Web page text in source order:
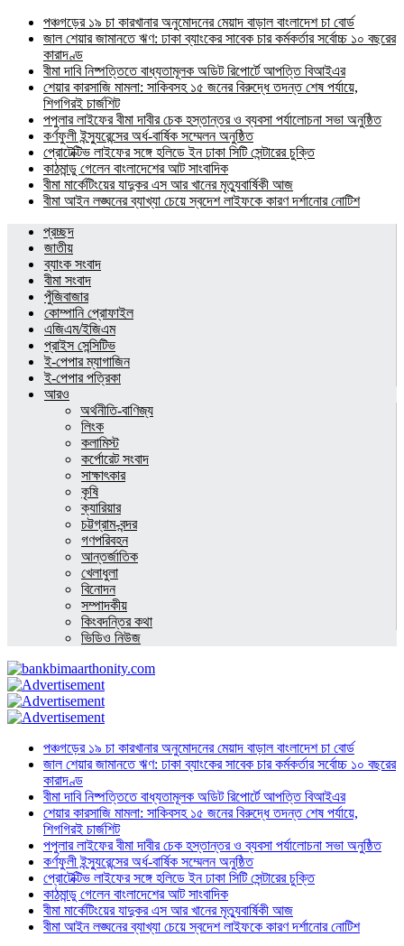
পঞ্চগড়ের ১৯ চা কারখানার অনুমোদনের মেয়াদ বাড়াল বাংলাদেশ চা বোর্ড
জাল শেয়ার জামানতে ঋণ: ঢাকা ব্যাংকের সাবেক চার কর্মকর্তার সর্বোচ্চ ১০ বছরের
কারাদণ্ড
বীমা দাবি নিষ্পত্তিতে বাধ্যতামূলক অডিট রিপোর্টে আপত্তি বিআইএর
শেয়ার কারসাজি মামলা: সাকিবসহ ১৫ জনের বিরুদ্ধে তদন্ত শেষ পর্যায়ে,
শিগগিরই চার্জশিট
পপুলার লাইফের বীমা দাবীর চেক হস্তান্তর ও ব্যবসা পর্যালোচনা সভা অনুষ্ঠিত
কর্ণফুলী ইন্স্যুরেন্সের অর্ধ-বার্ষিক সম্মেলন অনুষ্ঠিত
প্রোটেক্টিভ লাইফের সঙ্গে হলিডে ইন ঢাকা সিটি সেন্টারের চুক্তি
কাঠমান্ডু গেলেন বাংলাদেশের আট সাংবাদিক
বীমা মার্কেটিংয়ের যাদুকর এস আর খানের মৃত্যুবার্ষিকী আজ
বীমা আইন লঙ্ঘনের ব্যাখ্যা চেয়ে স্বদেশ লাইফকে কারণ দর্শানোর নোটিশ
প্রচ্ছদ
জাতীয়
ব্যাংক সংবাদ
বীমা সংবাদ
পুঁজিবাজার
কোম্পানি প্রোফাইল
এজিএম/ইজিএম
প্রাইস সেন্সিটিভ
ই-পেপার ম্যাগাজিন
ই-পেপার পত্রিকা
আরও
অর্থনীতি-বাণিজ্য
লিংক
কলামিস্ট
কর্পোরেট সংবাদ
সাক্ষাৎকার
কৃষি
ক্যারিয়ার
চট্টগ্রাম-বন্দর
গণপরিবহন
আন্তর্জাতিক
খেলাধুলা
বিনোদন
সম্পাদকীয়
কিংবদন্তির কথা
ভিডিও নিউজ
পঞ্চগড়ের ১৯ চা কারখানার অনুমোদনের মেয়াদ বাড়াল বাংলাদেশ চা বোর্ড
জাল শেয়ার জামানতে ঋণ: ঢাকা ব্যাংকের সাবেক চার কর্মকর্তার সর্বোচ্চ ১০ বছরের
কারাদণ্ড
বীমা দাবি নিষ্পত্তিতে বাধ্যতামূলক অডিট রিপোর্টে আপত্তি বিআইএর
শেয়ার কারসাজি মামলা: সাকিবসহ ১৫ জনের বিরুদ্ধে তদন্ত শেষ পর্যায়ে,
শিগগিরই চার্জশিট
পপুলার লাইফের বীমা দাবীর চেক হস্তান্তর ও ব্যবসা পর্যালোচনা সভা অনুষ্ঠিত
কর্ণফুলী ইন্স্যুরেন্সের অর্ধ-বার্ষিক সম্মেলন অনুষ্ঠিত
প্রোটেক্টিভ লাইফের সঙ্গে হলিডে ইন ঢাকা সিটি সেন্টারের চুক্তি
কাঠমান্ডু গেলেন বাংলাদেশের আট সাংবাদিক
বীমা মার্কেটিংয়ের যাদুকর এস আর খানের মৃত্যুবার্ষিকী আজ
বীমা আইন লঙ্ঘনের ব্যাখ্যা চেয়ে স্বদেশ লাইফকে কারণ দর্শানোর নোটিশ